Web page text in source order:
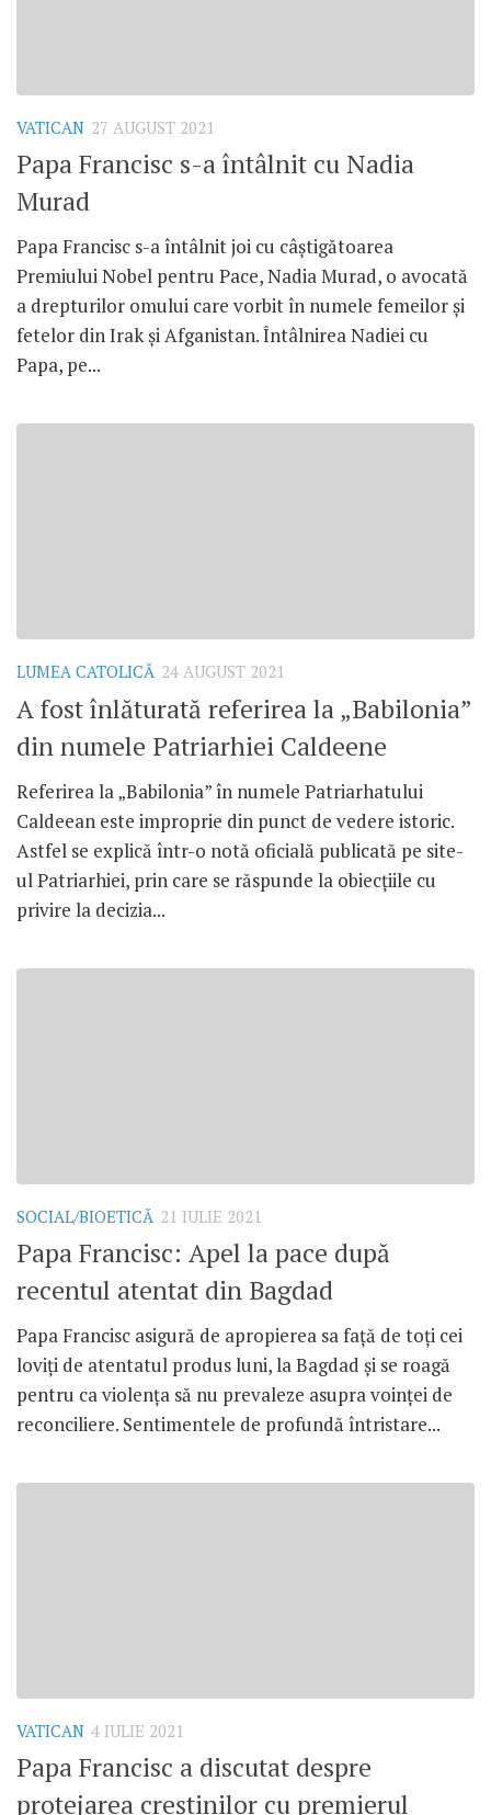
VATICAN 27 AUGUST 2021
Papa Francisc s-a întâlnit cu Nadia
Murad
Papa Francisc s-a întâlnit joi cu câștigătoarea
Premiului Nobel pentru Pace, Nadia Murad, o avocată
a drepturilor omului care vorbit în numele femeilor și
fetelor din Irak și Afganistan. Întâlnirea Nadiei cu
Papa, pe...
LUMEA CATOLICĂ 24 AUGUST 2021
A fost înlăturată referirea la „Babilonia”
din numele Patriarhiei Caldeene
Referirea la „Babilonia” în numele Patriarhatului
Caldeean este improprie din punct de vedere istoric.
Astfel se explică într-o notă oficială publicată pe site-
ul Patriarhiei, prin care se răspunde la obiecțiile cu
privire la decizia...
SOCIAL/BIOETICĂ 21 IULIE 2021
Papa Francisc: Apel la pace după
recentul atentat din Bagdad
Papa Francisc asigură de apropierea sa față de toți cei
loviți de atentatul produs luni, la Bagdad și se roagă
pentru ca violența să nu prevaleze asupra voinței de
reconciliere. Sentimentele de profundă întristare...
VATICAN 4 IULIE 2021
Papa Francisc a discutat despre
protejarea creștinilor cu premierul